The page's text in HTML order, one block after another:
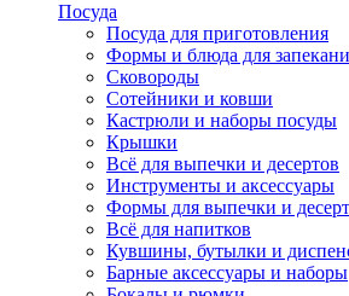
Посуда
Посуда для приготовления
Формы и блюда для
Сковороды
Сотейники и ковши
Кастрюли и наборы посуды
Крышки
Всё для выпечки и десертов
Инструменты и аксессуары
Формы для выпечки и
Всё для напитков
Кувшины, бутылки и
Барные аксессуары и наборы